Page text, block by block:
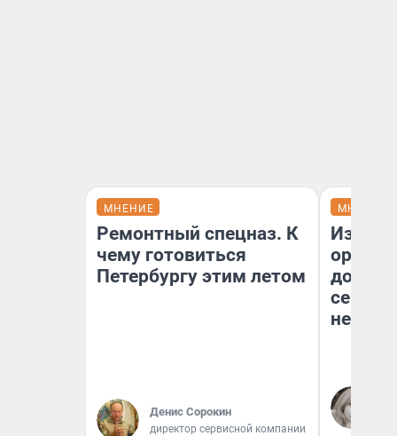
МНЕНИЕ
Ремонтный спецназ. К
чему готовиться
Петербургу этим летом
Денис Сорокин
директор сервисной компании
МНЕНИЕ
сейчас